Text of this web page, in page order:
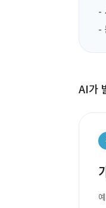
-
-
AI가